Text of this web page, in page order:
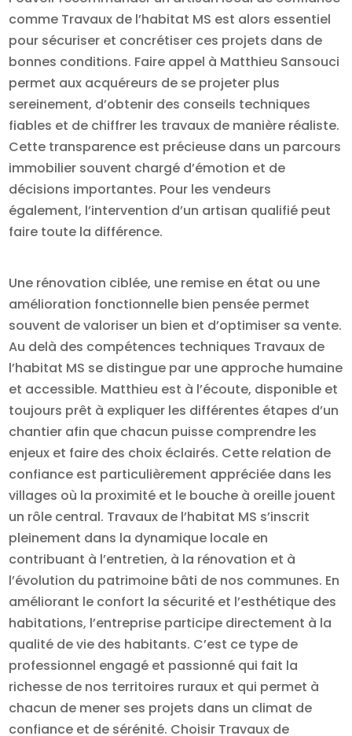
comme Travaux de l’habitat MS est alors essentiel
pour sécuriser et concrétiser ces projets dans de
bonnes conditions. Faire appel à Matthieu Sansouci
permet aux acquéreurs de se projeter plus
sereinement, d’obtenir des conseils techniques
fiables et de chiffrer les travaux de manière réaliste.
Cette transparence est précieuse dans un parcours
immobilier souvent chargé d’émotion et de
décisions importantes. Pour les vendeurs
également, l’intervention d’un artisan qualifié peut
faire toute la différence.
Une rénovation ciblée, une remise en état ou une
amélioration fonctionnelle bien pensée permet
souvent de valoriser un bien et d’optimiser sa vente.
Au delà des compétences techniques Travaux de
l’habitat MS se distingue par une approche humaine
et accessible. Matthieu est à l’écoute, disponible et
toujours prêt à expliquer les différentes étapes d’un
chantier afin que chacun puisse comprendre les
enjeux et faire des choix éclairés. Cette relation de
confiance est particulièrement appréciée dans les
villages où la proximité et le bouche à oreille jouent
un rôle central. Travaux de l’habitat MS s’inscrit
pleinement dans la dynamique locale en
contribuant à l’entretien, à la rénovation et à
l’évolution du patrimoine bâti de nos communes. En
améliorant le confort la sécurité et l’esthétique des
habitations, l’entreprise participe directement à la
qualité de vie des habitants. C’est ce type de
professionnel engagé et passionné qui fait la
richesse de nos territoires ruraux et qui permet à
chacun de mener ses projets dans un climat de
confiance et de sérénité. Choisir Travaux de